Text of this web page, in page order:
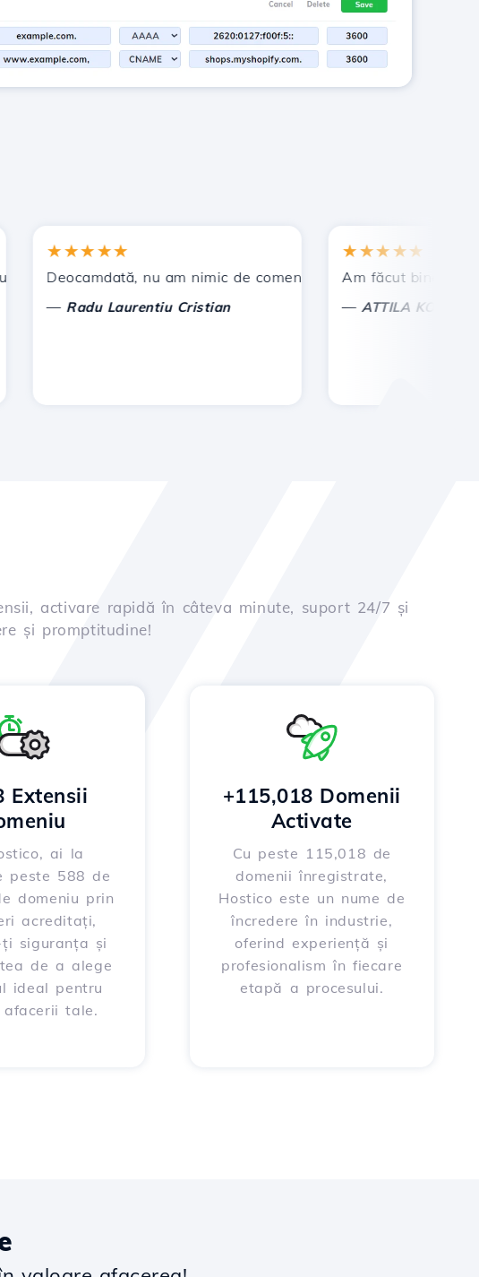
acordat !
★★★★★
Deocamdată, nu am nimic de comentat, ci doar de apreciat. Cu
Radu Laurentiu Cristian
★★★★★
Am făcut bine ca am
ATTILA KOLES
activare rapidă în câteva minute, suport 24/7 și
și promptitudine!
Extensii
ai la
peste 588 de
domeniu prin
acreditați,
ți siguranța și
de a alege
ideal pentru
afacerii tale.
+115,018 Domenii
Activate
Cu peste 115,018 de
domenii înregistrate,
Hostico este un nume de
încredere în industrie,
oferind experiență și
profesionalism în fiecare
etapă a procesului.